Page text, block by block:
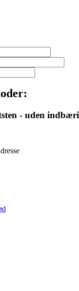
- uden